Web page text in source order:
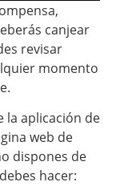
canjear
revisar
momento
la aplicación de
web de
dispones de
hacer: